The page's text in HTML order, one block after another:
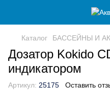
Каталог БАССЕЙНЫ И
Дозатор Kokido
индикатором
Артикул: 25175 Оставить